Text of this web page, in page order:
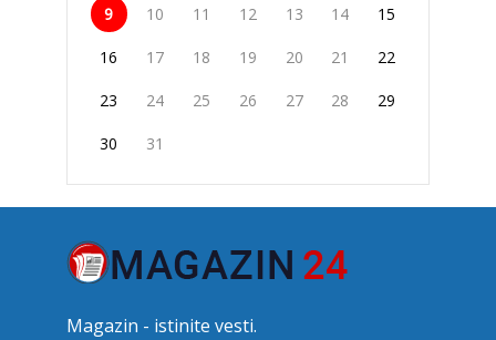
9 10 11 12 13 14 15
16 17 18 19 20 21 22
23 24 25 26 27 28 29
30 31
Magazin - istinite vesti.